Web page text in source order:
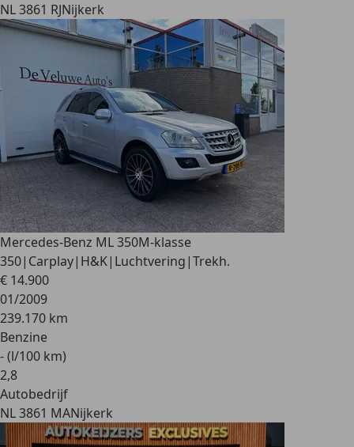
NL 3861 RJNijkerk
Mercedes-Benz ML 350M-klasse
350|Carplay|H&K|Luchtvering|Trekh.
€ 14.900
01/2009
239.170 km
Benzine
- (l/100 km)
2,8
Autobedrijf
NL 3861 MANijkerk